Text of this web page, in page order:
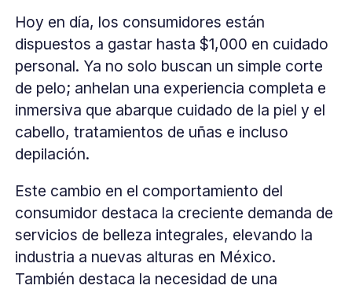
Hoy en día, los consumidores están
dispuestos a gastar hasta $1,000 en cuidado
personal. Ya no solo buscan un simple corte
de pelo; anhelan una experiencia completa e
inmersiva que abarque cuidado de la piel y el
cabello, tratamientos de uñas e incluso
depilación.
Este cambio en el comportamiento del
consumidor destaca la creciente demanda de
servicios de belleza integrales, elevando la
industria a nuevas alturas en México.
También destaca la necesidad de una